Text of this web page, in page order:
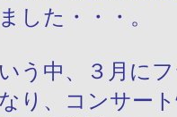
した・・・。
う中、３月に
り、コンサー